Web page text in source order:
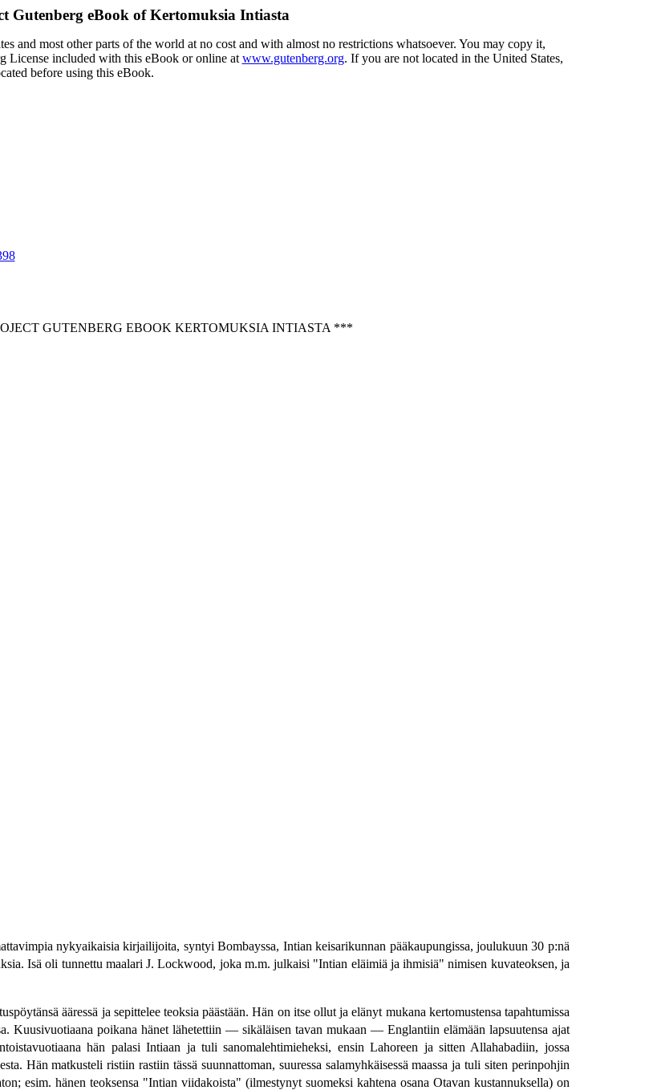
Gutenberg eBook ofKertomuksia Intiasta
and most other parts of the world at no cost and with almost no restrictions whatsoever. You may copy it,
License included with this eBook or online at www.gutenberg.org. If you are not located in the United States,
before using this eBook.
GUTENBERG EBOOK KERTOMUKSIA INTIASTA ***
nykyaikaisia kirjailijoita, syntyi Bombayssa, Intian keisarikunnan pääkaupungissa, joulukuun 30 p:nä
Isä oli tunnettu maalari J. Lockwood, joka m.m. julkaisi "Intian eläimiä ja ihmisiä" nimisen kuvateoksen, ja
ääressä ja sepittelee teoksia päästään. Hän on itse ollut ja elänyt mukana kertomustensa tapahtumissa
poikana hänet lähetettiin — sikäläisen tavan mukaan — Englantiin elämään lapsuutensa ajat
hän palasi Intiaan ja tuli sanomalehtimieheksi, ensin Lahoreen ja sitten Allahabadiin, jossa
Hän matkusteli ristiin rastiin tässä suunnattoman, suuressa salamyhkäisessä maassa ja tuli siten perinpohjin
esim. hänen teoksensa "Intian viidakoista" (ilmestynyt suomeksi kahtena osana Otavan kustannuksella) on